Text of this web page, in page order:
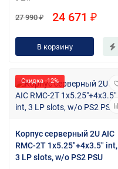
27 990 ₽ 24 671 ₽
В корзину
Скидка -12%
Корпус серверный 2U AIC
RMC-2T 1x5.25"+4x3.5" int,
3 LP slots, w/o PS2 PSU